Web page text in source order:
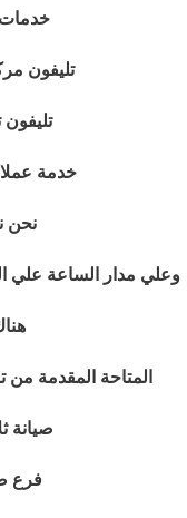
تليفون
خدمة
نحن
وعلي مدار الساعة علي
المتاحة المقدمة
صيانة
فرع